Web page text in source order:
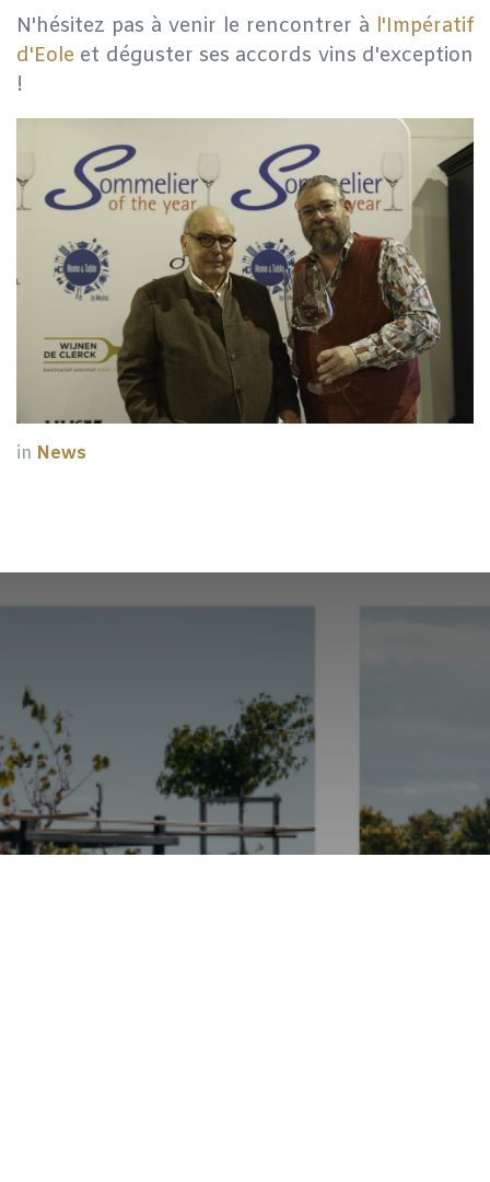
N'hésitez pas à venir le rencontrer à l'Impératif
d'Eole et déguster ses accords vins d'exception
!
in News